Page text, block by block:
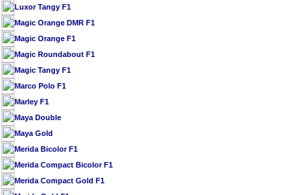
Luxor Tangy F1
Magic Orange DMR F1
Magic Orange F1
Magic Roundabout F1
Magic Tangy F1
Marco Polo F1
Marley F1
Maya Double
Maya Gold
Merida Bicolor F1
Merida Compact Bicolor F1
Merida Compact Gold F1